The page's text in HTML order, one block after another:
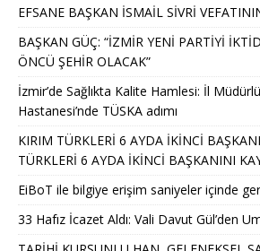
EFSANE BAŞKAN İSMAİL SİVRİ
BAŞKAN GÜÇ: “İZMİR YENİ PARTİYİ
ÖNCÜ ŞEHİR OLACAK”
İzmir’de Sağlıkta Kalite Hamlesi: İl
Hastanesi’nde TÜSKA adımı
KIRIM TÜRKLERİ 6 AYDA İKİNCİ
TÜRKLERİ 6 AYDA İKİNCİ BAŞKANINI
EiBoT ile bilgiye erişim saniyeler içinde
33 Hafız İcazet Aldı: Vali Davut Gül’den